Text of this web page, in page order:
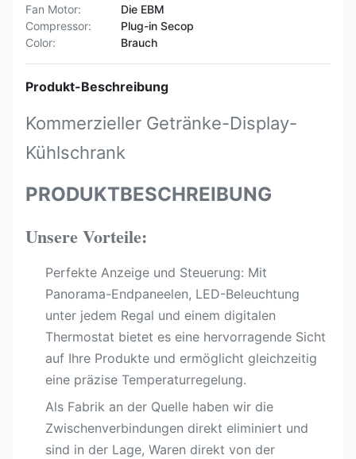
Fan Motor:
Die EBM
Compressor:
Plug-in Secop
Color:
Brauch
Produkt-Beschreibung
Kommerzieller Getränke-Display-
Kühlschrank
PRODUKTBESCHREIBUNG
Unsere Vorteile:
Perfekte Anzeige und Steuerung: Mit
Panorama-Endpaneelen, LED-Beleuchtung
unter jedem Regal und einem digitalen
Thermostat bietet es eine hervorragende Sicht
auf Ihre Produkte und ermöglicht gleichzeitig
eine präzise Temperaturregelung.
Als Fabrik an der Quelle haben wir die
Zwischenverbindungen direkt eliminiert und
sind in der Lage, Waren direkt von der